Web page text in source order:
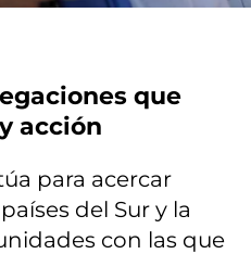
que
acción
para acercar
del Sur y la
con las que